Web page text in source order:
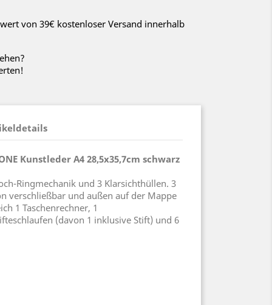
von 39€ kostenloser Versand innerhalb
Kunstleder A4 28,5x35,7cm schwarz
Ringmechanik und 3 Klarsichthüllen. 3
verschließbar und außen auf der Mappe
1 Taschenrechner, 1
(davon 1 inklusive Stift) und 6